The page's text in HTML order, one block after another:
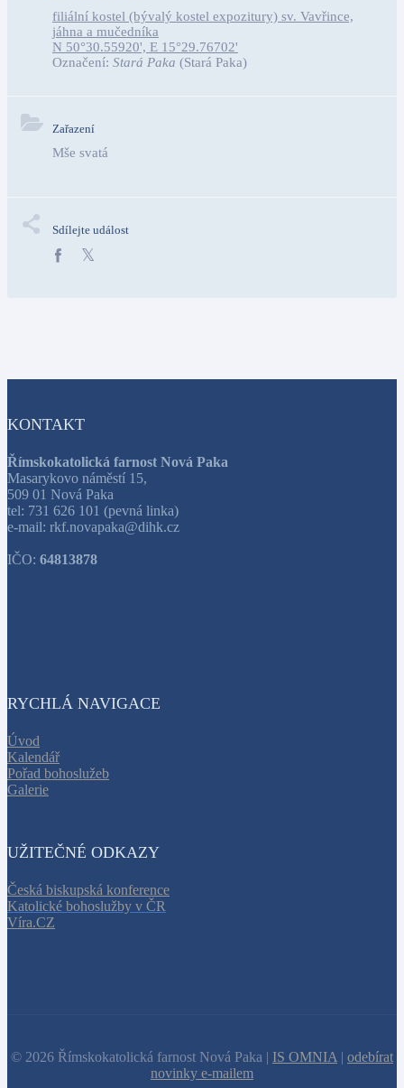
filiální kostel (bývalý kostel expozitury) sv. Vavřince,
jáhna a mučedníka
N 50°30.55920', E 15°29.76702'
Označení: Stará Paka (Stará Paka)
Zařazení
Mše svatá
Sdílejte událost
KONTAKT
Římskokatolická farnost Nová Paka
Masarykovo náměstí 15,
509 01 Nová Paka
tel: 731 626 101 (pevná linka)
e-mail: rkf.novapaka@dihk.cz
IČO: 64813878
RYCHLÁ NAVIGACE
Úvod
Kalendář
Pořad bohoslužeb
Galerie
UŽITEČNÉ ODKAZY
Česká biskupská konference
Katolické bohoslužby v ČR
Víra.CZ
© 2026 Římskokatolická farnost Nová Paka | IS OMNIA | odebírat
novinky e-mailem